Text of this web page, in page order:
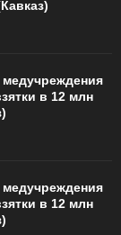
медучреждения
в 12 млн
медучреждения
в 12 млн